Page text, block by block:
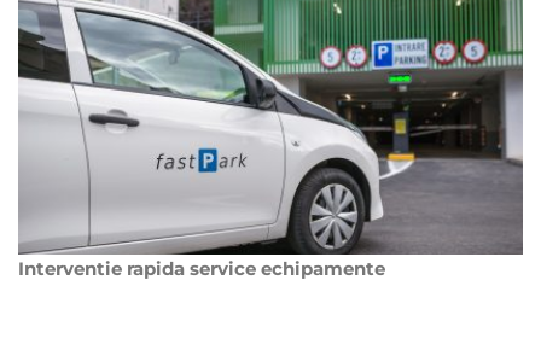
Interventie rapida service echipamente